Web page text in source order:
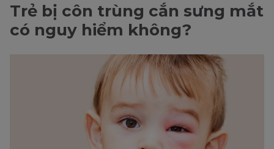
Trẻ bị côn trùng cắn sưng mắt
có nguy hiểm không?